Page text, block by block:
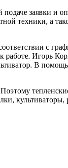
заявки и
техники, а
с
работе. Игорь
В